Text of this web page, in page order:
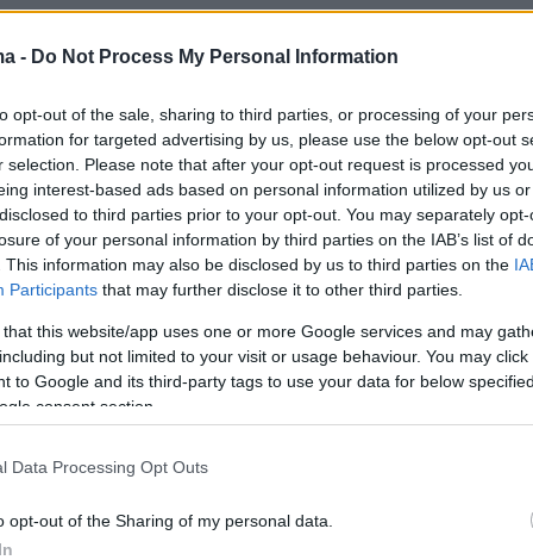
- Do Not Process My Personal Information
opt-out of the sale, sharing to third parties, or processing of your
for targeted advertising by us, please use the below opt-out
selection. Please note that after your opt-out request is processed
interest-based ads based on personal information utilized by us
to third parties prior to your opt-out. You may separately
of your personal information by third parties on the IAB’s list of
This information may also be disclosed by us to third parties on the
Participants that may further disclose it to other third parties.
that this website/app uses one or more Google services and may
but not limited to your visit or usage behaviour. You may
to Google and its third-party tags to use your data for below
consent section.
Data Processing Opt Outs
opt-out of the Sharing of my personal data.
του 45χρονου, ο οποίος οδηγήθηκε στο
Σκοτώνει η... φτήνια το οικονομικό
σχέσεις Κιέβου-ΕΕ μετά τον
νόμο Ζελένσκι για τους θεσμούς κατά της
στην προσπάθειά τους να διαφύγουν με